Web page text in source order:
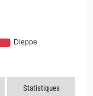
Statistiques